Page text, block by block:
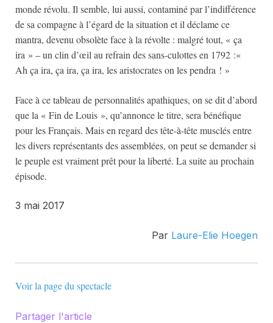
monde révolu. Il semble, lui aussi, contaminé par l’indifférence
de sa compagne à l’égard de la situation et il déclame ce
mantra, devenu obsolète face à la révolte : malgré tout, « ça
ira » – un clin d’œil au refrain des sans-culottes en 1792 :«
Ah ça ira, ça ira, ça ira, les aristocrates on les pendra ! »
Face à ce tableau de personnalités apathiques, on se dit d’abord
que la « Fin de Louis », qu’annonce le titre, sera bénéfique
pour les Français. Mais en regard des tête-à-tête musclés entre
les divers représentants des assemblées, on peut se demander si
le peuple est vraiment prêt pour la liberté. La suite au prochain
épisode.
3 mai 2017
Par Laure-Elie Hoegen
Voir la page du spectacle
Partager l'article